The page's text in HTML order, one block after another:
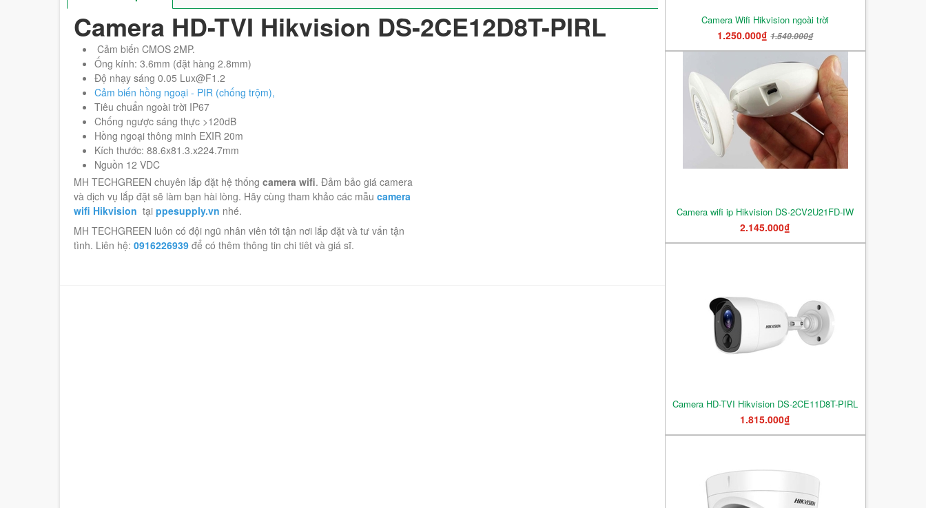
Camera HD-TVI Hikvision DS-2CE12D8T-PIRL
Cảm biến CMOS 2MP.
Ống kính: 3.6mm (đặt hàng 2.8mm)
Độ nhạy sáng 0.05 Lux@F1.2
Cảm biến hồng ngoại - PIR (chống trộm),
Tiêu chuẩn ngoài trời IP67
Chống ngược sáng thực >120dB
Hồng ngoại thông minh EXIR 20m
Kích thước: 88.6x81.3.x224.7mm
Nguồn 12 VDC
MH TECHGREEN chuyên lắp đặt hệ thống
. Đảm bảo giá camera
và dịch vụ lắp đặt sẽ làm bạn hài lòng. Hãy cùng tham khảo các mẫu camera
wifi Hikvisiontạippesupply.vn nhé.
MH TECHGREEN luôn có đội ngũ nhân viên tới tận nơi lắp đặt và tư vấn tận
tình. Liên hệ:0916226939 để có thêm thông tin chi tiêt và giá sĩ.
1.250.000₫
2.145.000₫
1.815.000₫